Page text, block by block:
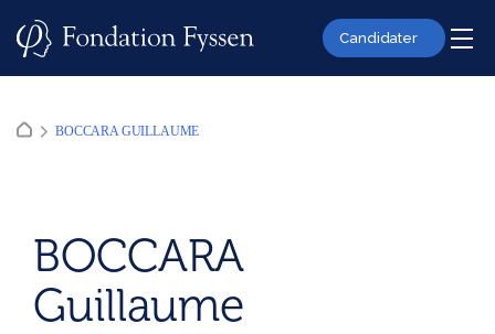
Candidater
BOCCARA GUILLAUME
BOCCARA
Guillaume